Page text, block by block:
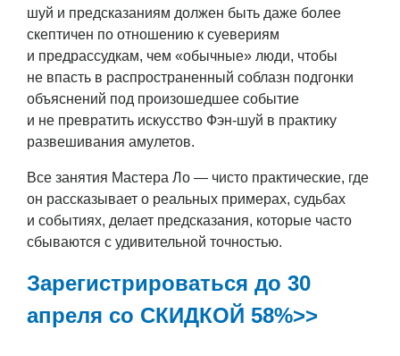
шуй и предсказаниям должен быть даже более
скептичен по отношению к суевериям
и предрассудкам, чем «обычные» люди, чтобы
не впасть в распространенный соблазн подгонки
объяснений под произошедшее событие
и не превратить искусство Фэн-шуй в практику
развешивания амулетов.
Все занятия Мастера Ло — чисто практические, где
он рассказывает о реальных примерах, судьбах
и событиях, делает предсказания, которые часто
сбываются с удивительной точностью.
Зарегистрироваться до 30
апреля со СКИДКОЙ 58%>>